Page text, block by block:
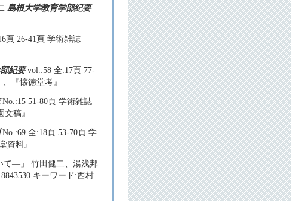
島根大学教育学部紀要
頁 26-41頁 学術雑誌
紀要vol.:58 全:17頁 77-
『懐徳堂考』
No.:15 51-80頁 学術雑誌
稿』
No.:69 全:18頁 53-70頁 学
資料』
て―」 竹田健二、湯浅邦
キーワード:西村